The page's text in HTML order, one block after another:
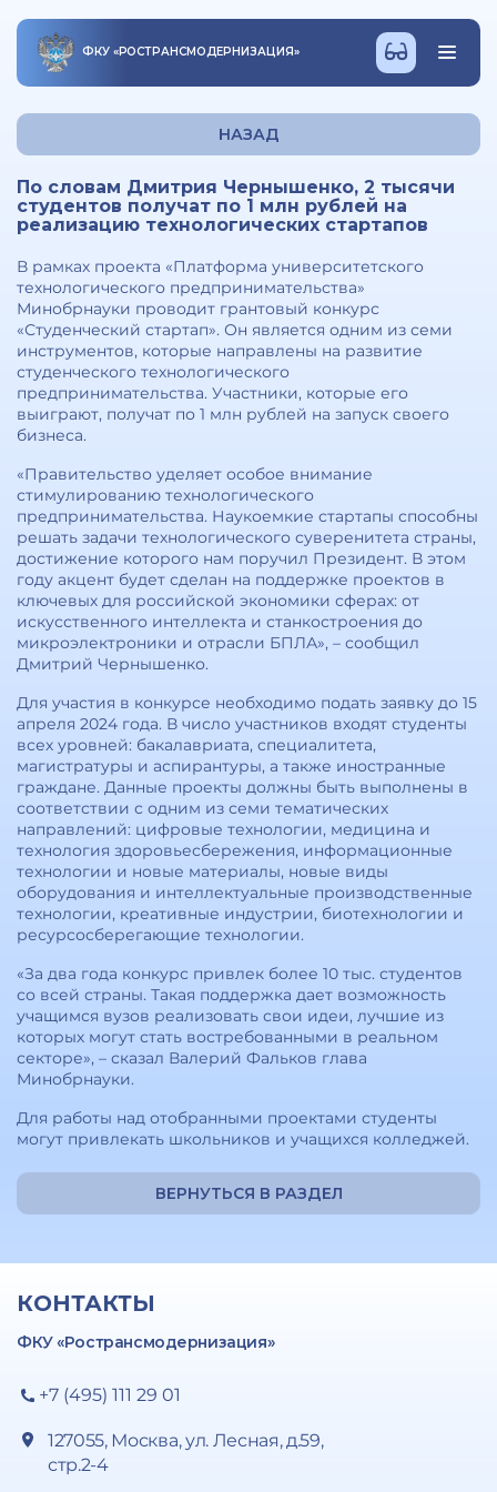
ФКУ «РОСТРАНСМОДЕРНИЗАЦИЯ»
НАЗАД
По словам Дмитрия Чернышенко, 2 тысячи
студентов получат по 1 млн рублей на
реализацию технологических стартапов
В рамках проекта «Платформа университетского
технологического предпринимательства»
Минобрнауки проводит грантовый конкурс
«Студенческий стартап». Он является одним из семи
инструментов, которые направлены на развитие
студенческого технологического
предпринимательства. Участники, которые его
выиграют, получат по 1 млн рублей на запуск своего
бизнеса.
«Правительство уделяет особое внимание
стимулированию технологического
предпринимательства. Наукоемкие стартапы способны
решать задачи технологического суверенитета страны,
достижение которого нам поручил Президент. В этом
году акцент будет сделан на поддержке проектов в
ключевых для российской экономики сферах: от
искусственного интеллекта и станкостроения до
микроэлектроники и отрасли БПЛА», – сообщил
Дмитрий Чернышенко.
Для участия в конкурсе необходимо подать заявку до 15
апреля 2024 года. В число участников входят студенты
всех уровней: бакалавриата, специалитета,
магистратуры и аспирантуры, а также иностранные
граждане. Данные проекты должны быть выполнены в
соответствии с одним из семи тематических
направлений: цифровые технологии, медицина и
технология здоровьесбережения, информационные
технологии и новые материалы, новые виды
оборудования и интеллектуальные производственные
технологии, креативные индустрии, биотехнологии и
ресурсосберегающие технологии.
«За два года конкурс привлек более 10 тыс. студентов
со всей страны. Такая поддержка дает возможность
учащимся вузов реализовать свои идеи, лучшие из
которых могут стать востребованными в реальном
секторе», – сказал Валерий Фальков глава
Минобрнауки.
Для работы над отобранными проектами студенты
могут привлекать школьников и учащихся колледжей.
ВЕРНУТЬСЯ В РАЗДЕЛ
КОНТАКТЫ
ФКУ «Ространсмодернизация»
+7 (495) 111 29 01
127055, Москва, ул. Лесная, д.59,
стр.2-4